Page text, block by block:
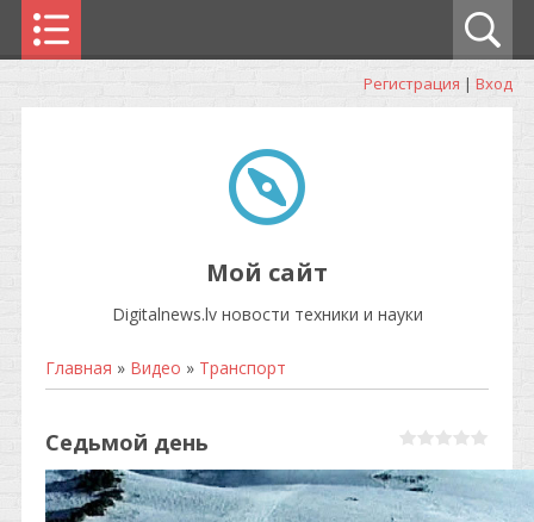
Регистрация | Вход
Мой сайт
Digitalnews.lv новости техники и науки
Главная » Видео » Транспорт
Седьмой день